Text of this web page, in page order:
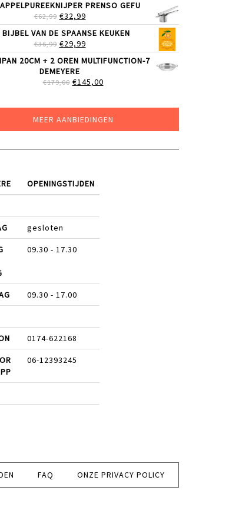
WAS:
€109,00.
IS:
PRENSO GEFU
€62,99 OORSPRONKELIJKE
PRIJS
WAS:
€62,99.
€32,99HUIDIGE
PRIJS
IS:
€32,99.
BIJBEL VAN DE SPAANSE KEUKEN
€36,99 OORSPRONKELIJKE
PRIJS
WAS:
€36,99.
€29,99HUIDIGE
PRIJS
IS:
20CM + 2 OREN MULTIFUNCTION-7
DEMEYERE
€179,00 OORSPRONKELIJKE
€145,00HUIDIGE
MEER AANBIEDINGEN
OPENINGSTIJDEN
gesloten
09.30 - 17.30
09.30 - 17.00
0174-622168
06-12393245
FAQ ONZE PRIVACY POLICY